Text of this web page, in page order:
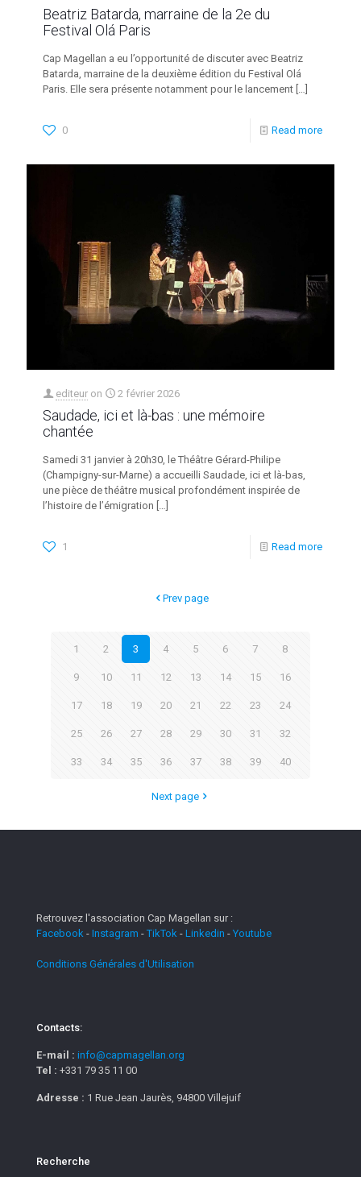
Beatriz Batarda, marraine de la 2e du
Festival Olá Paris
Cap Magellan a eu l’opportunité de discuter avec Beatriz
Batarda, marraine de la deuxième édition du Festival Olá
Paris. Elle sera présente notamment pour le lancement […]
0 Read more
editeur on 2 février 2026
Saudade, ici et là-bas : une mémoire
chantée
Samedi 31 janvier à 20h30, le Théâtre Gérard-Philipe
(Champigny-sur-Marne) a accueilli Saudade, ici et là-bas,
une pièce de théâtre musical profondément inspirée de
l’histoire de l’émigration […]
1 Read more
Prev page
1 2 3 4 5 6 7 8
9 10 11 12 13 14 15 16
17 18 19 20 21 22 23 24
25 26 27 28 29 30 31 32
33 34 35 36 37 38 39 40
Next page
Retrouvez l'association Cap Magellan sur :
Facebook - Instagram -TikTok - Linkedin - Youtube
Conditions Générales d'Utilisation
Contacts:
E-mail : info@capmagellan.org
Tel : +331 79 35 11 00
Adresse : 1 Rue Jean Jaurès, 94800 Villejuif
Recherche